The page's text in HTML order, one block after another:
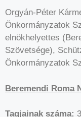
Orgyán-Péter
Önkormányzatok
elnökhelyettes
Szövetsége),
Önkormányzatok
Beremendi Roma
Tagjainak száma: